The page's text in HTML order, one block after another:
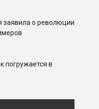
заявила о революции
погружается в